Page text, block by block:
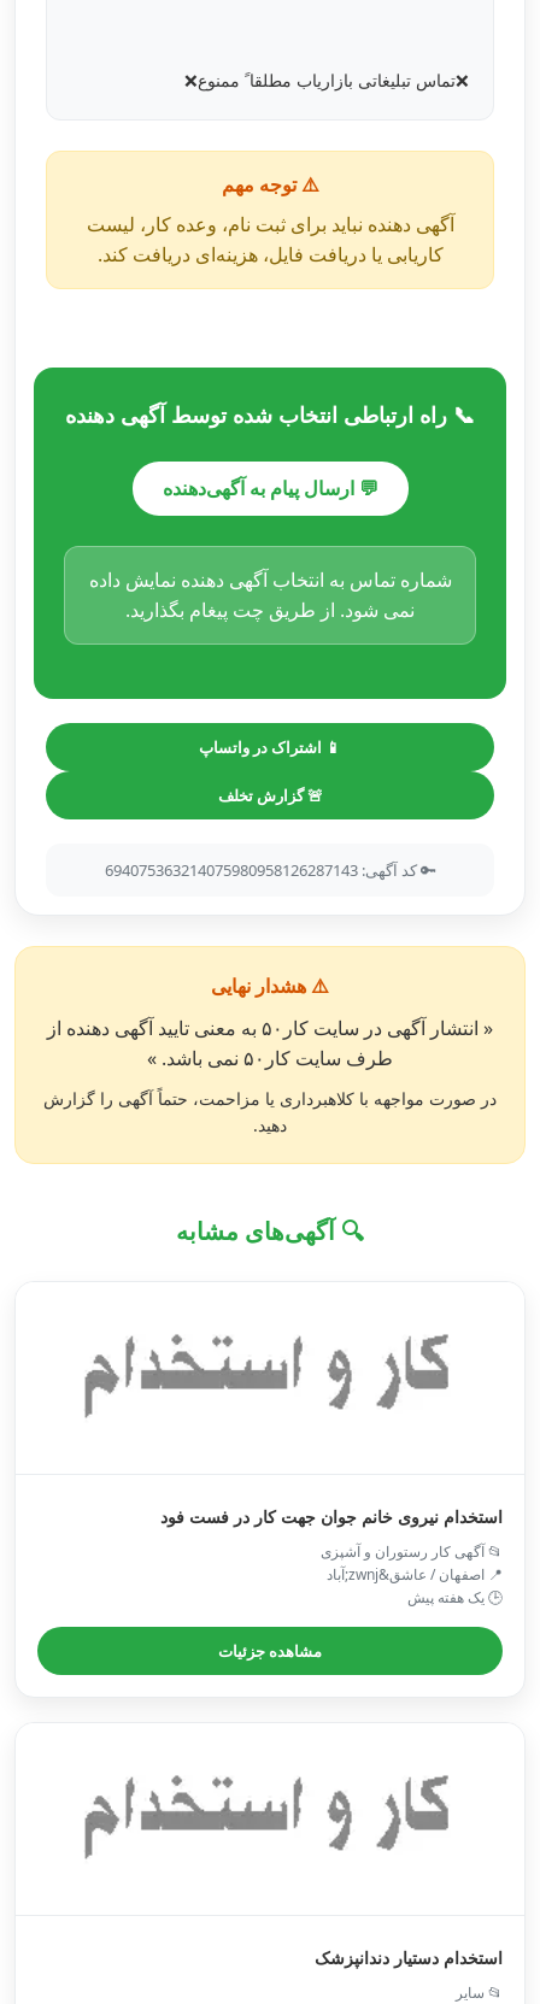
❌تماس تبلیغاتی بازاریاب مطلقا ََ ممنوع❌
⚠️ توجه مهم
آگهی دهنده نباید برای ثبت نام، وعده کار، لیست
کاریابی یا دریافت فایل، هزینه‌ای دریافت کند.
📞 راه ارتباطی انتخاب شده توسط آگهی دهنده
💬 ارسال پیام به آگهی‌دهنده
شماره تماس به انتخاب آگهی دهنده نمایش داده
نمی شود. از طریق چت پیغام بگذارید.
📱 اشتراک در واتساپ
🚨 گزارش تخلف
🔑 کد آگهی: 694075363214075980958126287143
⚠️ هشدار نهایی
« انتشار آگهی در سایت کار۵۰ به معنی تایید آگهی دهنده از
طرف سایت کار۵۰ نمی باشد. »
در صورت مواجهه با کلاهبرداری یا مزاحمت، حتماً آگهی را گزارش
دهید.
🔍 آگهی‌های مشابه
استخدام نیروی خانم جوان جهت کار در فست فود
📂 آگهی کار رستوران و آشپزی
📍 اصفهان / عاشق&zwnj;آباد
🕒 یک هفته پیش
مشاهده جزئیات
استخدام دستیار دندانپزشک
📂 سایر